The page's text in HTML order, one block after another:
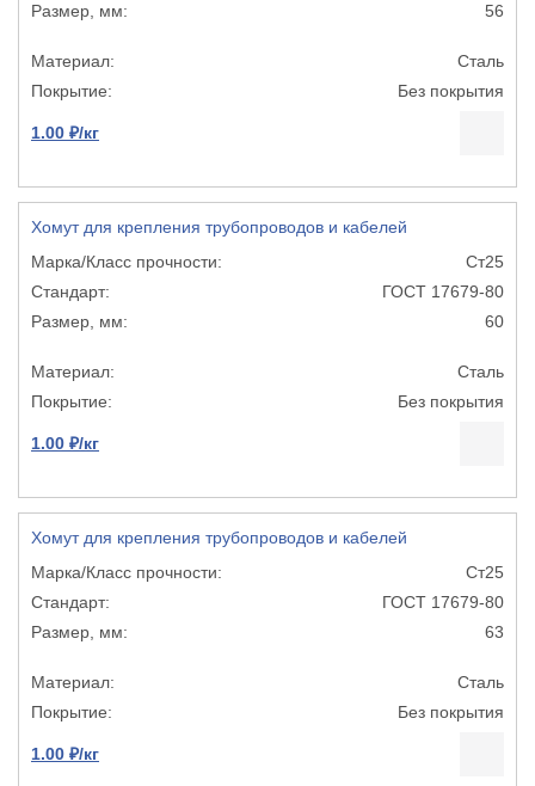
56
Сталь
Без покрытия
1.00 ₽/кг
Хомут для крепления трубопроводов и кабелей
Ст25
ГОСТ 17679-80
60
Сталь
Без покрытия
1.00 ₽/кг
Хомут для крепления трубопроводов и кабелей
Ст25
ГОСТ 17679-80
63
Сталь
Без покрытия
1.00 ₽/кг